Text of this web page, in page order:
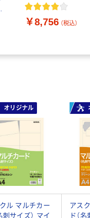
紙 A4 500枚 LBP-
￥8,756 （税込）
オリジナル
ル マルチカー
刺サイズ） マイ
アス
ド（